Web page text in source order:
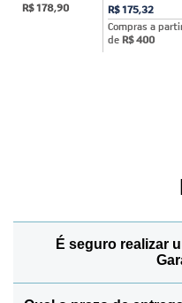
R$ 175,32
Compras a
de R$ 400
R$ 178,90
É seguro realizar